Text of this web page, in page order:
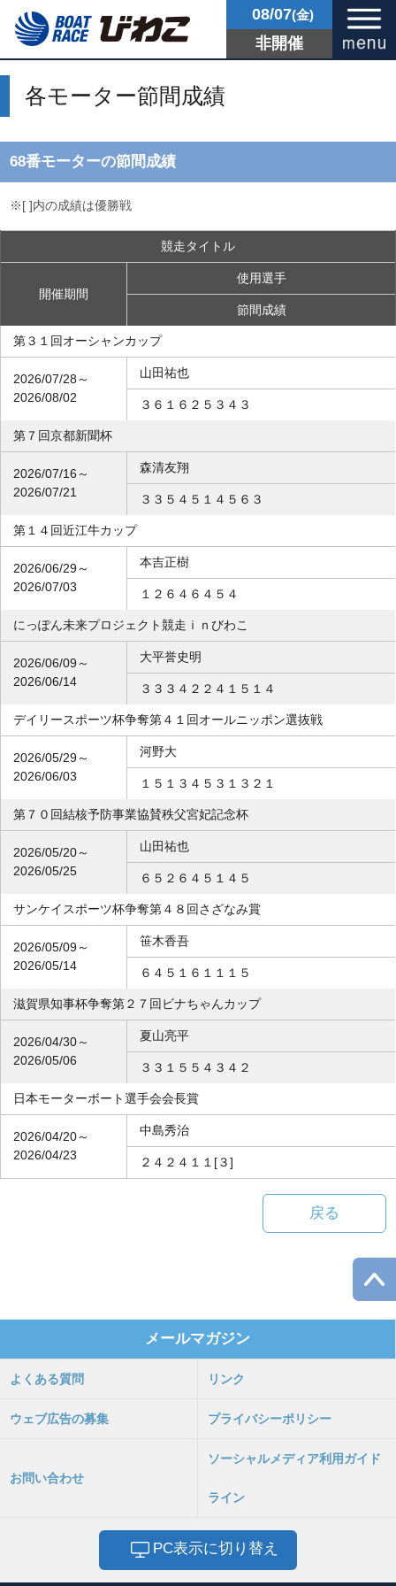
08/07(金)
非開催
各モーター節間成績
68番モーターの節間成績
※[ ]内の成績は優勝戦
競走タイトル
開催期間
使用選手
節間成績
第３１回オーシャンカップ
2026/07/28～
2026/08/02
山田祐也
３６１６２５３４３
第７回京都新聞杯
2026/07/16～
2026/07/21
森清友翔
３３５４５１４５６３
第１４回近江牛カップ
2026/06/29～
2026/07/03
本吉正樹
１２６４６４５４
にっぽん未来プロジェクト競走ｉｎびわこ
2026/06/09～
2026/06/14
大平誉史明
３３３４２２４１５１４
デイリースポーツ杯争奪第４１回オールニッポン選抜戦
2026/05/29～
2026/06/03
河野大
１５１３４５３１３２１
第７０回結核予防事業協賛秩父宮妃記念杯
2026/05/20～
2026/05/25
山田祐也
６５２６４５１４５
サンケイスポーツ杯争奪第４８回さざなみ賞
2026/05/09～
2026/05/14
笹木香吾
６４５１６１１１５
滋賀県知事杯争奪第２７回ビナちゃんカップ
2026/04/30～
2026/05/06
夏山亮平
３３１５５４３４２
日本モーターボート選手会会長賞
2026/04/20～
2026/04/23
中島秀治
２４２４１１[３]
戻る
メールマガジン
よくある質問 リンク
ウェブ広告の募集 プライバシーポリシー
お問い合わせ
ソーシャルメディア利用ガイド
ライン
PC表示に切り替え